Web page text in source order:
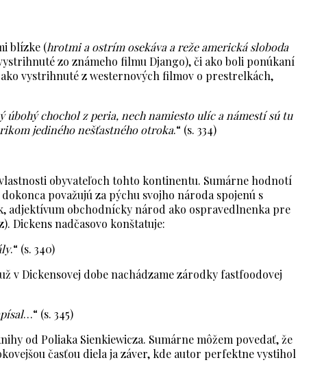
blízke (hrotmi a ostrím osekáva a reže americká sloboda
zo známeho filmu Django), či ako boli ponúkaní
vystrihnuté z westernových filmov o prestrelkách,
úbohý chochol z peria, nech namiesto ulíc a námestí sú tu
jediného nešťastného otroka.“ (s. 334)
obyvateľoch tohto kontinentu. Sumárne hodnotí
považujú za pýchu svojho národa spojenú s
adjektívum obchodnícky národ ako ospravedlnenka pre
Dickens nadčasovo konštatuje:
.“ (s. 340)
v Dickensovej dobe nachádzame zárodky fastfoodovej
…“ (s. 345)
od Poliaka Sienkiewicza. Sumárne môžem povedať, že
časťou diela ja záver, kde autor perfektne vystihol